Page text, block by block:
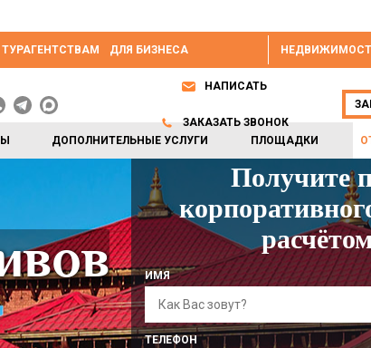
ТУРАГЕНТСТВАМ ДЛЯ БИЗНЕСА
ДОПОЛНИТЕЛЬНЫЕ УСЛУГИ ПЛОЩАДКИ
НАПИСАТЬ
ЗАКАЗАТЬ ЗВОНОК
Получите
ИМЯ
ТЕЛЕФОН